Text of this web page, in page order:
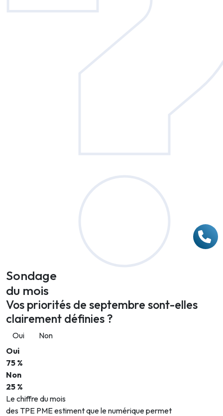
Sondage
du mois
Vos priorités de septembre sont-elles
clairement définies ?
Oui
Non
Oui
75 %
Non
25 %
Le chiffre du mois
des TPE PME estiment que le numérique permet